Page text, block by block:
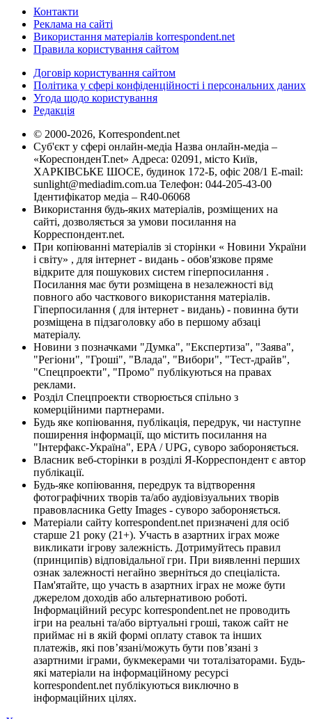
Контакти
Реклама на сайті
Використання матеріалів korrespondent.net
Правила користування сайтом
Договір користування сайтом
Політика у сфері конфіденційності і персональних даних
Угода щодо користування
Редакція
© 2000-2026, Korrespondent.net
Суб'єкт у сфері онлайн-медіа Назва онлайн-медіа –
«КореспонденТ.net» Адреса: 02091, місто Київ,
ХАРКІВСЬКЕ ШОСЕ, будинок 172-Б, офіс 208/1 E-mail:
sunlight@mediadim.com.ua Телефон: 044-205-43-00
Ідентифікатор медіа – R40-06068
Використання будь-яких матеріалів, розміщених на
сайті, дозволяється за умови посилання на
Корреспондент.net.
При копіюванні матеріалів зі сторінки « Новини України
і світу» , для інтернет - видань - обов'язкове пряме
відкрите для пошукових систем гіперпосилання .
Посилання має бути розміщена в незалежності від
повного або часткового використання матеріалів.
Гіперпосилання ( для інтернет - видань) - повинна бути
розміщена в підзаголовку або в першому абзаці
матеріалу.
Новини з позначками "Думка", "Експертиза", "Заява",
"Регіони", "Гроші", "Влада", "Вибори", "Тест-драйв",
"Спецпроекти", "Промо" публікуються на правах
реклами.
Розділ Спецпроекти створюється спільно з
комерційними партнерами.
Будь яке копіювання, публікація, передрук, чи наступне
поширення інформації, що містить посилання на
"Інтерфакс-Україна", EPA / UPG, суворо забороняється.
Власник веб-сторінки в розділі Я-Корреспондент є автор
публікації.
Будь-яке копіювання, передрук та відтворення
фотографічних творів та/або аудіовізуальних творів
правовласника Getty Images - суворо забороняється.
Матеріали сайту korrespondent.net призначені для осіб
старше 21 року (21+). Участь в азартних іграх може
викликати ігрову залежність. Дотримуйтесь правил
(принципів) відповідальної гри. При виявленні перших
ознак залежності негайно зверніться до спеціаліста.
Пам'ятайте, що участь в азартних іграх не може бути
джерелом доходів або альтернативою роботі.
Інформаційний ресурс korrespondent.net не проводить
ігри на реальні та/або віртуальні гроші, також сайт не
приймає ні в якій формі оплату ставок та інших
платежів, які пов’язані/можуть бути пов’язані з
азартними іграми, букмекерами чи тоталізаторами. Будь-
які матеріали на інформаційному ресурсі
korrespondent.net публікуються виключно в
інформаційних цілях.